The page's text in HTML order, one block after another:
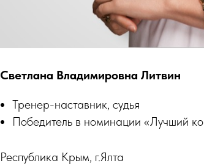
Светлана Владимировна Литвин
Тренер-наставник, судья
Победитель в номинации «Лучший
Республика Крым, г.Ялта